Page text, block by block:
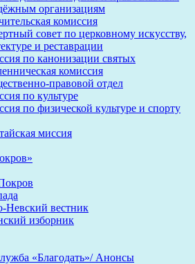
организациям
комиссия
совет по церковному искусству,
и реставрации
по канонизации святых
комиссия
правовой отдел
по культуре
по физической культуре и спорту
миссия
Невский вестник
изборник
«Благодать»/ Анонсы